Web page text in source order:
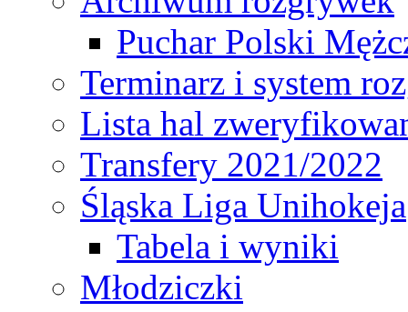
Puchar Polski
Terminarz i system
Lista hal
Transfery 2021/2022
Śląska Liga Unihokeja
Tabela i wyniki
Młodziczki